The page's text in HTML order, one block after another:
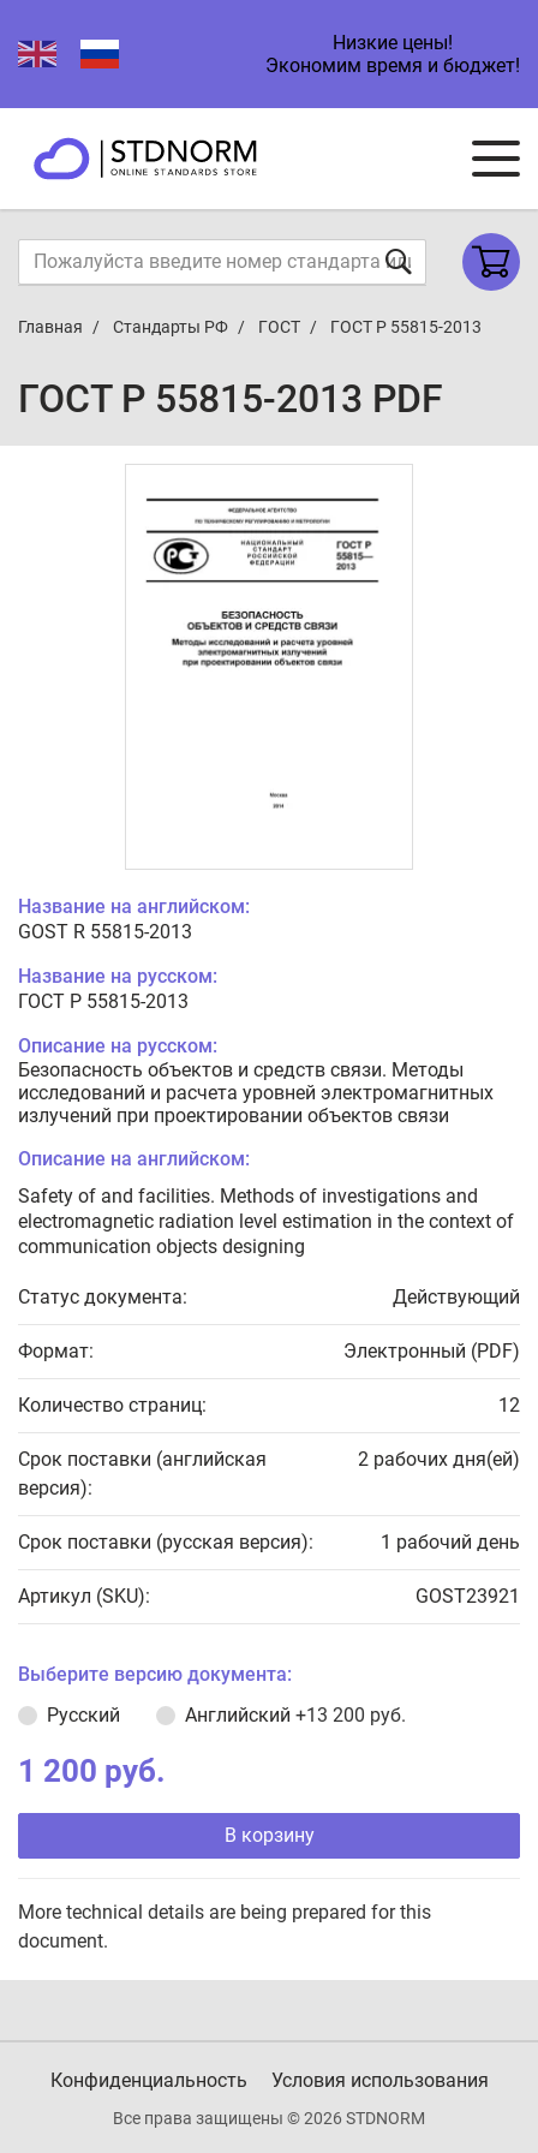
Низкие цены!
Экономим время и бюджет!
Главная Стандарты РФ ГОСТ ГОСТ Р 55815-2013
ГОСТ Р 55815-2013 PDF
Название на английском:
GOST R 55815-2013
Название на русском:
ГОСТ Р 55815-2013
Описание на русском:
Безопасность объектов и средств связи. Методы
исследований и расчета уровней электромагнитных
излучений при проектировании объектов связи
Описание на английском:
Safety of and facilities. Methods of investigations and
electromagnetic radiation level estimation in the context of
communication objects designing
Статус документа: Действующий
Формат: Электронный (PDF)
Количество страниц: 12
Срок поставки (английская
версия):
2 рабочих дня(ей)
Срок поставки (русская версия): 1 рабочий день
Артикул (SKU): GOST23921
Выберите версию документа:
Русский
Английский +13 200 руб.
1 200 руб.
В корзину
More technical details are being prepared for this
document.
Конфиденциальность Условия использования
Все права защищены © 2026 STDNORM